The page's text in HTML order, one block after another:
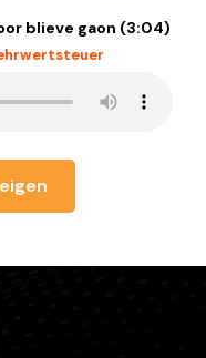
blieve gaon (3:04)